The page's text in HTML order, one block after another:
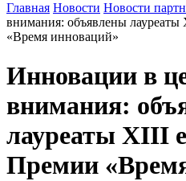
Главная Новости Новости
внимания: объявлены
«Время инноваций»
Инновации в
внимания:
лауреаты XIII
Премии